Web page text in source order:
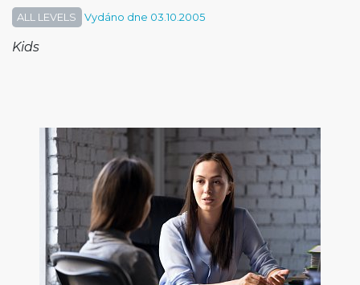
ALL LEVELS Vydáno dne 03.10.2005
Kids